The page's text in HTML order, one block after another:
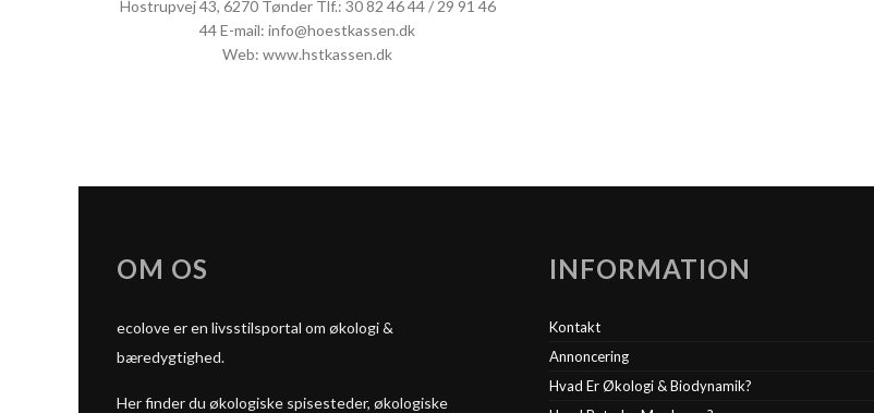
Hostrupvej 43, 6270 Tønder Tlf.: 30 82 46 44 / 29 91 46
44 E-mail: info@hoestkassen.dk
Web: www.hstkassen.dk
OM OS
ecolove er en livsstilsportal om økologi &
bæredygtighed.
Her finder du økologiske spisesteder, økologiske
INFORMATION
Kontakt
Annoncering
Hvad Er Økologi & Biodynamik?